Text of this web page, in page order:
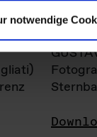
notwendige